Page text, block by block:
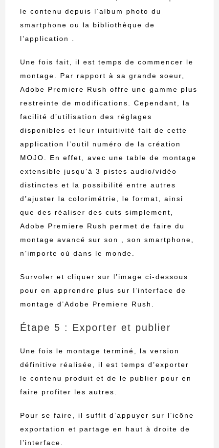
le contenu depuis l’album photo du
smartphone ou la bibliothèque de
l’application .
Une fois fait, il est temps de commencer le
montage. Par rapport à sa grande soeur,
Adobe Premiere Rush offre une gamme plus
restreinte de modifications. Cependant, la
facilité d’utilisation des réglages
disponibles et leur intuitivité fait de cette
application l’outil numéro de la création
MOJO. En effet, avec une table de montage
extensible jusqu’à 3 pistes audio/vidéo
distinctes et la possibilité entre autres
d’ajuster la colorimétrie, le format, ainsi
que des réaliser des cuts simplement,
Adobe Premiere Rush permet de faire du
montage avancé sur son , son smartphone,
n’importe où dans le monde.
Survoler et cliquer sur l’image ci-dessous
pour en apprendre plus sur l’interface de
montage d’Adobe Premiere Rush.
Étape 5 : Exporter et publier
Une fois le montage terminé, la version
définitive réalisée, il est temps d’exporter
le contenu produit et de le publier pour en
faire profiter les autres.
Pour se faire, il suffit d’appuyer sur l’icône
exportation et partage en haut à droite de
l’interface.